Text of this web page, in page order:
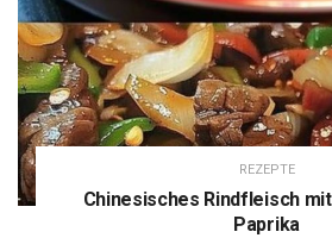
REZEPTE
Chinesisches Rindfleisch
Paprika